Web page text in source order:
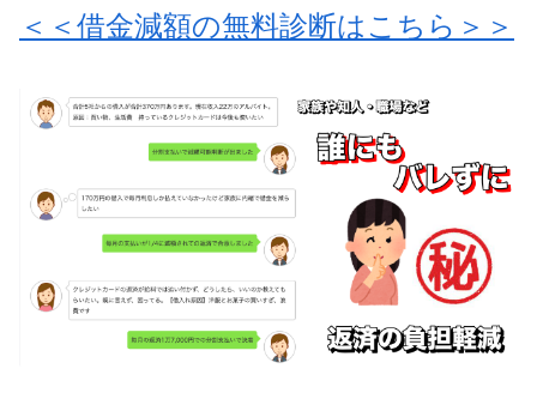
＜＜借金減額の無料診断はこちら＞＞